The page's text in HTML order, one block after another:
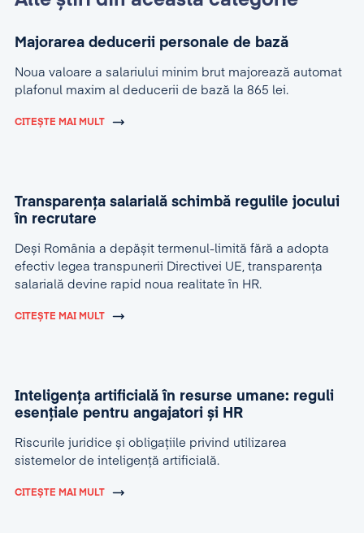
Majorarea deducerii personale de bază
Noua valoare a salariului minim brut majorează automat
plafonul maxim al deducerii de bază la 865 lei.
CITEȘTE MAI MULT
Transparența salarială schimbă regulile jocului
în recrutare
Deși România a depășit termenul-limită fără a adopta
efectiv legea transpunerii Directivei UE, transparența
salarială devine rapid noua realitate în HR.
CITEȘTE MAI MULT
Inteligența artificială în resurse umane: reguli
esențiale pentru angajatori și HR
Riscurile juridice și obligațiile privind utilizarea
sistemelor de inteligență artificială.
CITEȘTE MAI MULT